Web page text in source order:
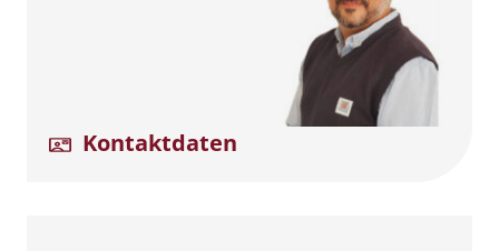
Kontaktdaten